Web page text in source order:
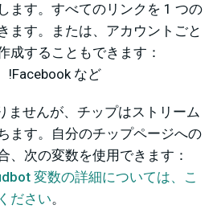
ます。すべてのリンクを 1 つの
ます。または、アカウントごと
成することもできます：
!Facebook など
ませんが、チップはストリーム
ます。自分のチップページへの
、次の変数を使用できます：
変数の詳細については、こ
ださい。